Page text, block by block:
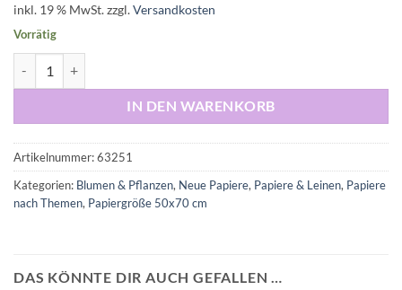
inkl. 19 % MwSt.zzgl.Versandkosten
Vorrätig
IN DEN WARENKORB
Artikelnummer:63251
Kategorien: Blumen & Pflanzen, Neue Papiere, Papiere & Leinen, Papiere
nach Themen, Papiergröße 50x70 cm
DAS KÖNNTE DIR AUCH GEFALLEN …